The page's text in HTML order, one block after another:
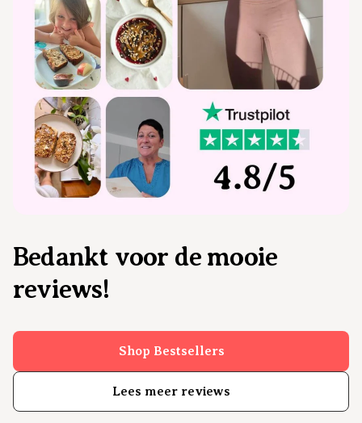
Bedankt voor de mooie
reviews!
Shop Bestsellers
Lees meer reviews